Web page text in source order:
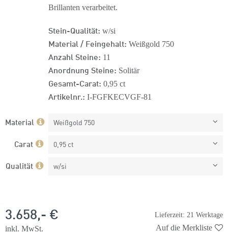
Brillanten verarbeitet.
Stein-Qualität: w/si
Material / Feingehalt: Weißgold 750
Anzahl Steine: 11
Anordnung Steine: Solitär
Gesamt-Carat: 0,95 ct
Artikelnr.: I-FGFKECVGF-81
Material Weißgold 750
Carat 0,95 ct
Qualität w/si
Lieferzeit: 21 Werktage
3.658,- €
inkl. MwSt.
Auf die Merkliste